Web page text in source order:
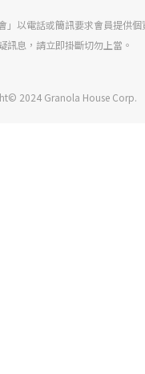
」以電話或簡訊要求會員提供
訊息，請立即掛斷切勿上當。
2024 Granola House Corp.